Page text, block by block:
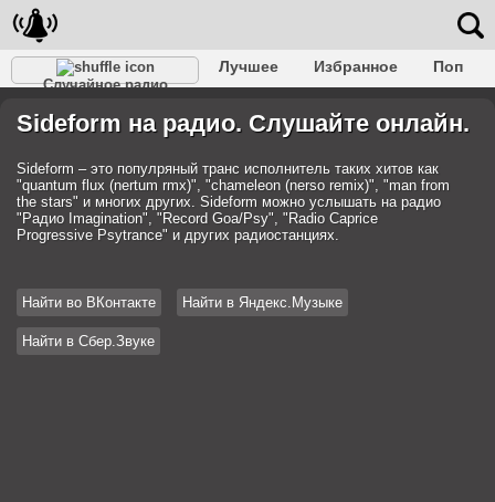
Случайное радио
Лучшее Избранное
Поп
Разговорное
Рэп Транс Дип-хаус
Фолк
Sideform на радио. Слушайте онлайн.
Sideform – это популряный транс исполнитель таких хитов как
"quantum flux (nertum rmx)", "chameleon (nerso remix)", "man from
the stars" и многих других. Sideform можно услышать на радио
"Радио Imagination", "Record Goa/Psy", "Radio Caprice
Progressive Psytrance" и других радиостанциях.
Найти во ВКонтакте Найти в Яндекс.Музыке
Найти в Сбер.Звуке